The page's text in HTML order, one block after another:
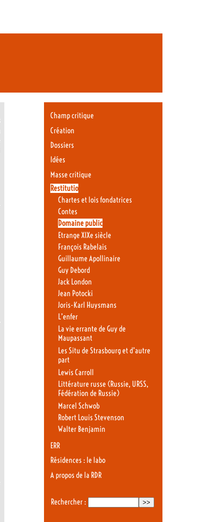
Champ critique
Création
Dossiers
Idées
Masse critique
Restitutio
Chartes et lois fondatrices
Contes
Domaine public
Etrange XIXe siècle
François Rabelais
Guillaume Apollinaire
Guy Debord
Jack London
Jean Potocki
Joris-Karl Huysmans
L’enfer
La vie errante de Guy de
Maupassant
Les Situ de Strasbourg et d’autre
part
Lewis Carroll
Littérature russe (Russie, URSS,
Fédération de Russie)
Marcel Schwob
Robert Louis Stevenson
Walter Benjamin
ERR
Résidences : le labo
A propos de la RDR
Rechercher :